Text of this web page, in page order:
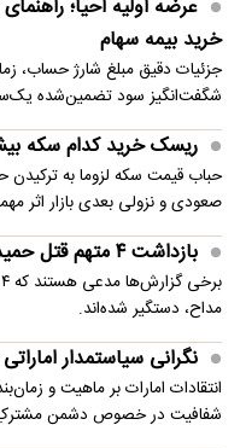
عرضه اولیه احیا؛
خرید بیمه سهام
جزئیات دقیق مبلغ شارژ حساب،
شگفت‌انگیز سود تضمین‌شده
ریسک خرید کدام سکه
حباب قیمت سکه لزوما به ترکیدن
صعودی و نزولی بعدی بازار اثر
بازداشت ۴ متهم قتل حمیدرضا رجب‌زاده
مداح، دستگیر شده‌اند.
نگرانی سیاستمدار
انتقادات امارات بر ماهیت و
شفافیت در خصوص دشمن مشترکِ